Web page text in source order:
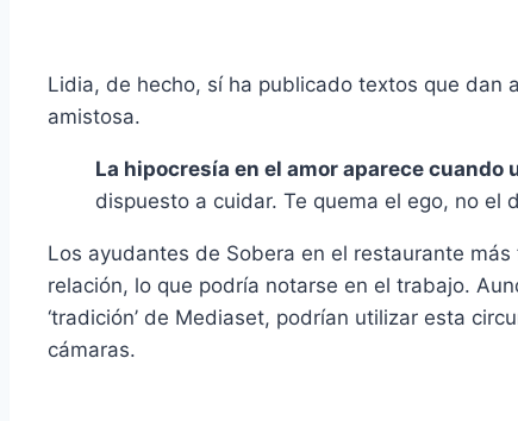
Lidia, de hecho, sí ha publicado textos que dan
amistosa.
La hipocresía en el amor aparece cuando
dispuesto a cuidar. Te quema el ego, no el
Los ayudantes de Sobera en el restaurante
relación, lo que podría notarse en el trabajo.
‘tradición’ de Mediaset, podrían utilizar esta
cámaras.